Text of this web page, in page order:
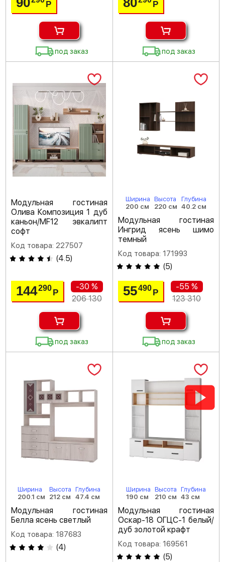
Р
под заказ
Р
под заказ
Модульная гостиная
Олива Композиция 1 дуб
каньон/MF12 эвкалипт
софт
Код товара: 227507
(4.5)
144290Р
-30 %
206 130
под заказ
Ширина
200 см
Высота
220 см
Глубина
40.2 см
Модульная гостиная
Ингрид ясень шимо
темный
Код товара: 171993
(5)
55490 Р
-55 %
123 310
под заказ
Ширина
200.1 см
Высота
212 см
Глубина
47.4 см
Модульная гостиная
Белла ясень светлый
Код товара: 187683
(4)
Ширина
190 см
Высота
210 см
Глубина
43 см
Модульная гостиная
Оскар-18 ОГЦС-1 белый/
дуб золотой крафт
Код товара: 169561
(5)